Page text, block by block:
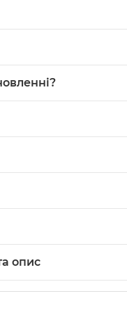
Призначений
логотип
заміни.
опис